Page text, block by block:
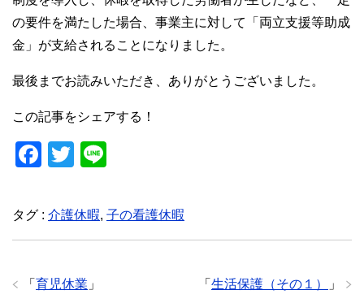
の要件を満たした場合、事業主に対して「両立支援等助成
金」が支給されることになりました。
最後までお読みいただき、ありがとうございました。
この記事をシェアする！
F
c
e
o
T
tt
er
e
タグ : 介護休暇, 子の看護休暇
「 生活保護（その１） 」
「 育児休業 」